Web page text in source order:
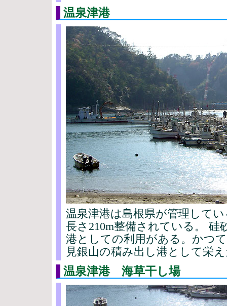
温泉津港
温泉津港は島根県が管理して
長さ210m整備されている。 硅
港としての利用がある。かつ
見銀山の積み出し港として栄
温泉津港 海草干し場